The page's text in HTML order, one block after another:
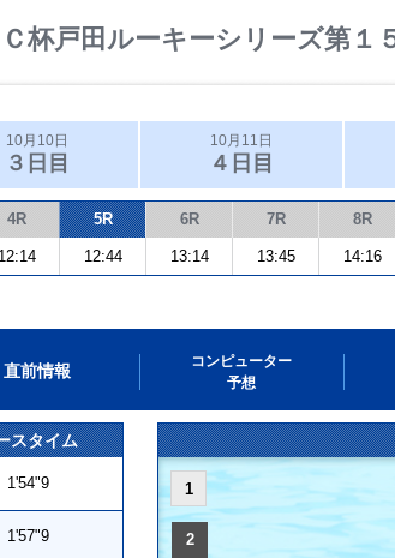
杯戸田ルーキーシリーズ第１
10月10日
３日目
10月11日
４日目
4R 5R 6R 7R 8R
12:14 12:44 13:14 13:45 14:16
直前情報
コンピューター
予想
スタイム
1'54"9
1'57"9
1
2